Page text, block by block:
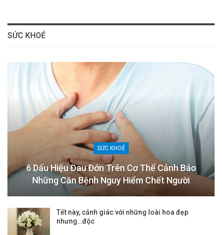
SỨC KHOẺ
SỨC KHOẺ
6 Dấu Hiệu Đau Đớn Trên Cơ Thể Cảnh Báo
Những Căn Bệnh Nguy Hiểm Chết Người
Tết này, cảnh giác với những loài hoa đẹp
nhưng…độc